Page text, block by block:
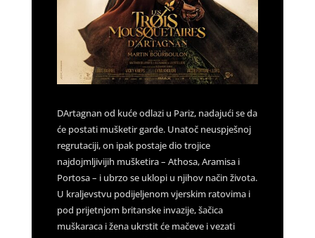
DArtagnan od kuće odlazi u Pariz, nadajući se da
će postati mušketir garde. Unatoč neuspješnoj
regrutaciji, on ipak postaje dio trojice
najdojmljivijih mušketira – Athosa, Aramisa i
Portosa – i ubrzo se uklopi u njihov način života.
U kraljevstvu podijeljenom vjerskim ratovima i
pod prijetnjom britanske invazije, šačica
muškaraca i žena ukrstit će mačeve i vezati